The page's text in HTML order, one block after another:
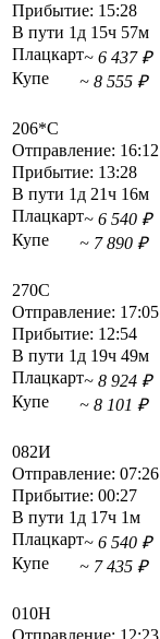
Прибытие: 15:28
В пути 1д 15ч 57м
Плацкарт~ 6 437 ₽
Купе
~ 8 555 ₽
206*С
Отправление: 16:12
Прибытие: 13:28
В пути 1д 21ч 16м
Плацкарт~ 6 540 ₽
Купе
~ 7 890 ₽
270С
Отправление: 17:05
Прибытие: 12:54
В пути 1д 19ч 49м
Плацкарт~ 8 924 ₽
Купе
~ 8 101 ₽
082И
Отправление: 07:26
Прибытие: 00:27
В пути 1д 17ч 1м
Плацкарт~ 6 540 ₽
Купе
~ 7 435 ₽
010Н